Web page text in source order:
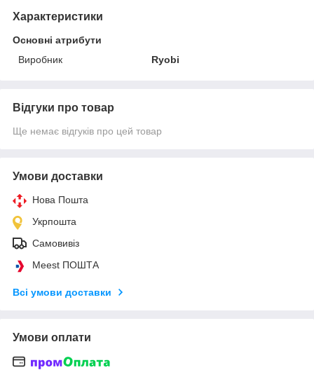
Характеристики
Основні атрибути
Виробник
Ryobi
Відгуки про товар
Ще немає відгуків про цей товар
Умови доставки
Нова Пошта
Укрпошта
Самовивіз
Meest ПОШТА
Всі умови доставки
Умови оплати